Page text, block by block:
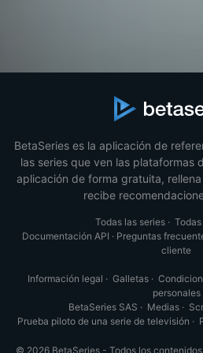
BetaSeries es la aplicación de
las series que ven las plataformas
aplicación de forma gratuita,
recibe
Todas las series·
Documentación API · Preguntas
cliente
Información legal · Galletas·
personales
BetaSeries SAS · Medias·
Prueba piloto de una serie de televisión ·
© 2026 BetaSeries - Todos los